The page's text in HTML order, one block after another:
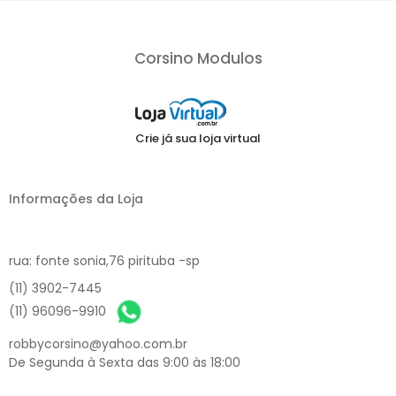
Corsino Modulos
Crie já sua loja virtual
Informações da Loja
rua: fonte sonia,76 pirituba -sp
(11) 3902-7445
(11) 96096-9910
robbycorsino@yahoo.com.br
De Segunda à Sexta das 9:00 às 18:00